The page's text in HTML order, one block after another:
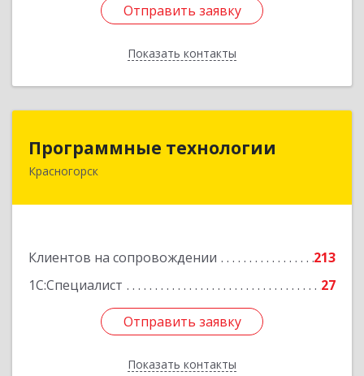
Отправить заявку
Показать контакты
Отправить заявку
Назад
Программные технологии
Красногорск
Клиентов на сопровождении
213
1С:Специалист
27
Отправить заявку
Показать контакты
143408, Московская обл, Красногорский р-н,
Отправить заявку
Назад